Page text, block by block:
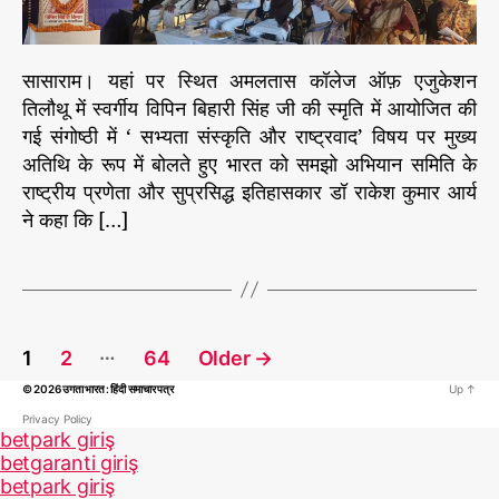
ना
या
जा
ए
गा
म
नु
व
ति
व
r
द
का
मु
ख
मू
ल्य
है
मा
सासाराम। यहां पर स्थित अमलतास कॉलेज ऑफ़ एजुकेशन
तिलौथू में स्वर्गीय विपिन बिहारी सिंह जी की स्मृति में आयोजित की
गई संगोष्ठी में ‘ सभ्यता संस्कृति और राष्ट्रवाद’ विषय पर मुख्य
अतिथि के रूप में बोलते हुए भारत को समझो अभियान समिति के
राष्ट्रीय प्रणेता और सुप्रसिद्ध इतिहासकार डॉ राकेश कुमार आर्य
ने कहा कि […]
o
s
t
s
p
1 2 … 64 Older →
© 2026उगता भारत : हिंदी समाचार पत्र
Privacy Policy
Up ↑
betpark giriş
betgaranti giriş
betpark giriş